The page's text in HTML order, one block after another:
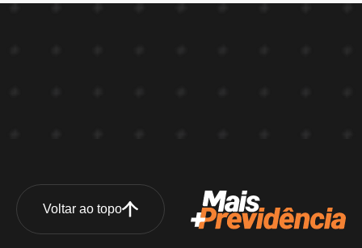
Voltar ao topo